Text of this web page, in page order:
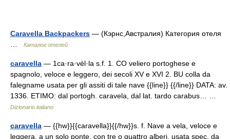
Caravella Backpackers — (Кэрнс,Австралия) Категория отеля
Каталог отелей
caravella — 1ca·ra·vèl·la s.f. 1. CO veliero portoghese e
spagnolo, veloce e leggero, dei secoli XV e XVI 2. BU colla da
falegname usata per gli assiti di tale nave {{line}} {{/line}} DATA: av.
1336. ETIMO: dal portogh. caravela, dal lat. tardo carabus… …
Dizionario italiano
caravella — {{hw}}{{caravella}}{{/hw}}s. f. Nave a vela, veloce e
leggera, a un solo ponte, con tre o quattro alberi, usata spec. da